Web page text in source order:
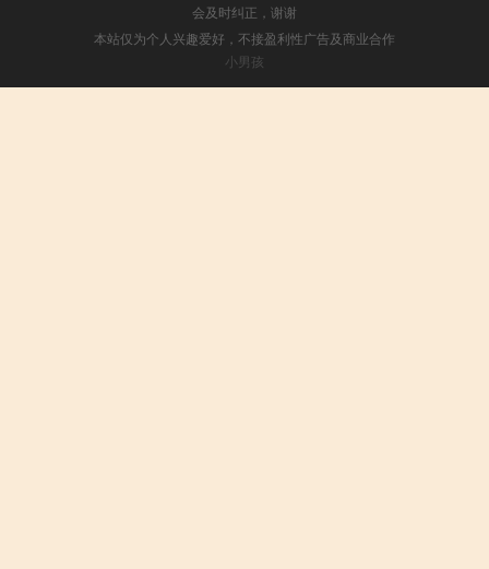
会及时纠正，谢谢
本站仅为个人兴趣爱好，不接盈利性广告及商业合作
小男孩